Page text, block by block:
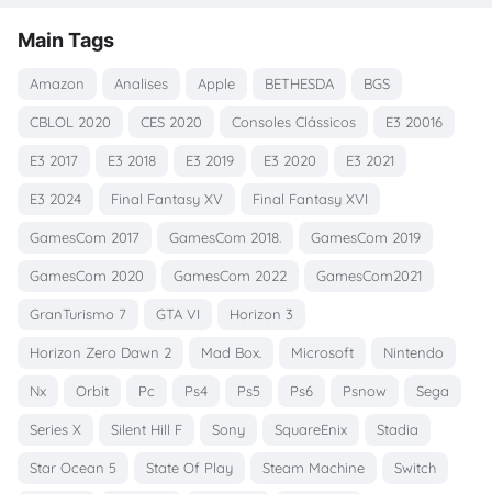
Main Tags
Amazon Analises Apple BETHESDA BGS
CBLOL 2020 CES 2020 Consoles Clássicos E3 20016
E3 2017 E3 2018 E3 2019 E3 2020 E3 2021
E3 2024 Final Fantasy XV Final Fantasy XVI
GamesCom 2017 GamesCom 2018. GamesCom 2019
GamesCom 2020 GamesCom 2022 GamesCom2021
GranTurismo 7 GTA VI Horizon 3
Horizon Zero Dawn 2 Mad Box. Microsoft Nintendo
Nx Orbit Pc Ps4 Ps5 Ps6 Psnow Sega
Series X Silent Hill F Sony SquareEnix Stadia
Star Ocean 5 State Of Play Steam Machine Switch